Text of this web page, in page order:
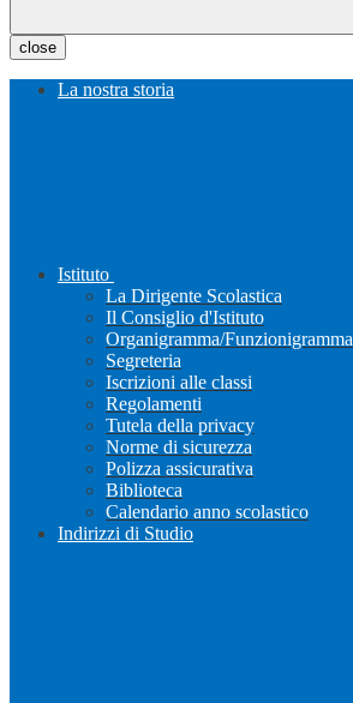
close
La nostra storia
Istituto
La Dirigente Scolastica
Il Consiglio d'Istituto
Organigramma/Funzionigramma
Segreteria
Iscrizioni alle classi
Regolamenti
Tutela della privacy
Norme di sicurezza
Polizza assicurativa
Biblioteca
Calendario anno scolastico
Indirizzi di Studio